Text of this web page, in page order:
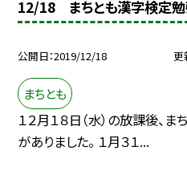
12/18 まちとも漢字検定
公開日 2019/12/18 更
まちとも
１２月１８日（水）の放課後、
がありました。 １月３１...